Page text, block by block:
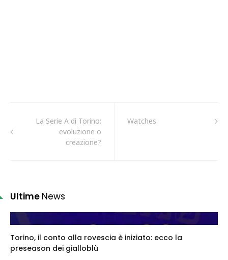
La Serie A di Torino:
evoluzione o
creazione?
Watches
Ultime News
Torino, il conto alla rovescia è iniziato: ecco la
preseason dei gialloblù